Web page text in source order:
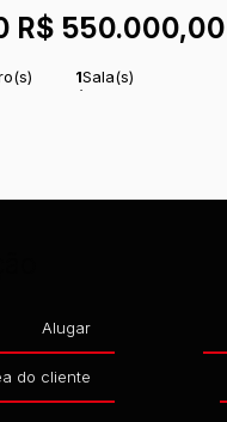
R$ 550.000,00
1Sala(s)
Alugar
do cliente